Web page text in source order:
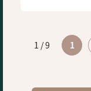
1 / 9 1